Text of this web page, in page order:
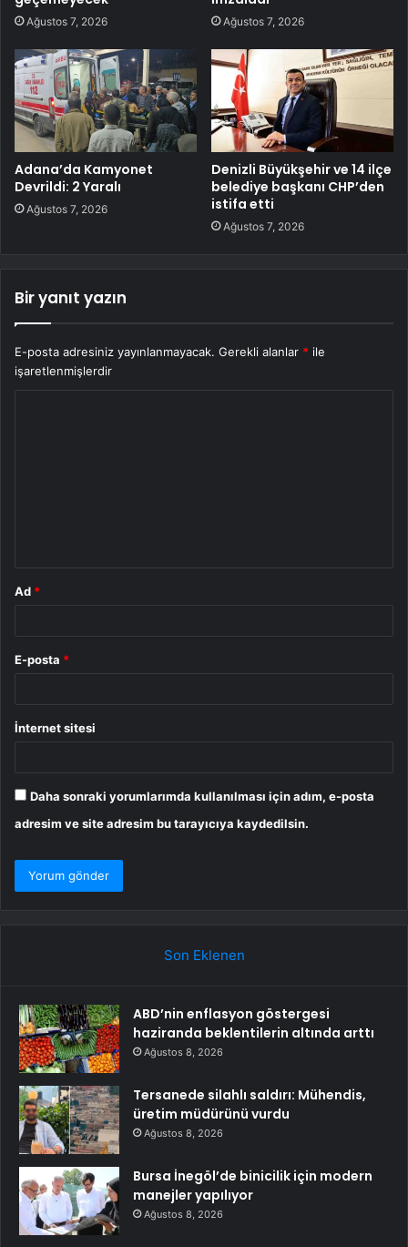
Ağustos 7, 2026 Ağustos 7, 2026
Adana’da Kamyonet
Devrildi: 2 Yaralı
Ağustos 7, 2026
Denizli Büyükşehir ve 14 ilçe
belediye başkanı CHP’den
istifa etti
Ağustos 7, 2026
Bir yanıt yazın
E-posta adresiniz yayınlanmayacak. Gerekli alanlar * ile
işaretlenmişlerdir
Ad *
E-posta *
İnternet sitesi
Daha sonraki yorumlarımda kullanılması için adım, e-posta
adresim ve site adresim bu tarayıcıya kaydedilsin.
Son Eklenen
ABD’nin enflasyon göstergesi
haziranda beklentilerin altında arttı
Ağustos 8, 2026
Tersanede silahlı saldırı: Mühendis,
üretim müdürünü vurdu
Ağustos 8, 2026
Bursa İnegöl’de binicilik için modern
manejler yapılıyor
Ağustos 8, 2026